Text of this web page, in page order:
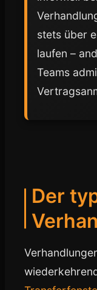
stets über
laufen –
Teams
Der